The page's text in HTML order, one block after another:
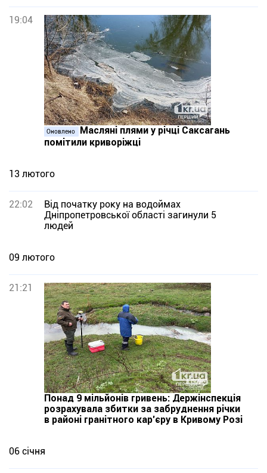
19:04
Оновлено
Масляні плями у річці Саксагань
помітили криворіжці
13 лютого
22:02
Від початку року на водоймах
Дніпропетровської області загинули 5
людей
09 лютого
21:21
Понад 9 мільйонів гривень: Держінспекція
розрахувала збитки за забруднення річки
в районі гранітного кар’єру в Кривому Розі
06 січня